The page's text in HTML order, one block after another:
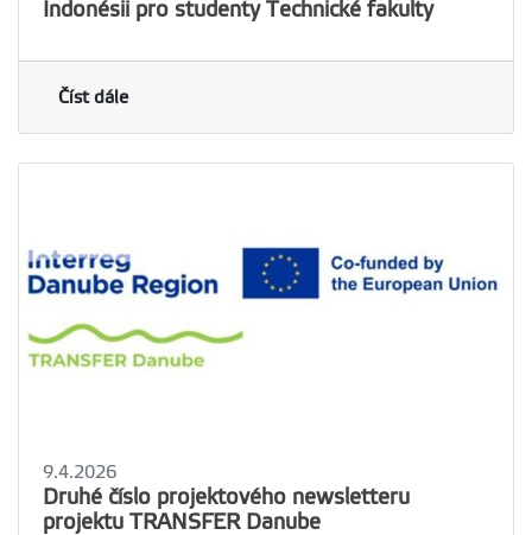
Indonésii pro studenty Technické fakulty
Číst dále
9.4.2026
Druhé číslo projektového newsletteru
projektu TRANSFER Danube